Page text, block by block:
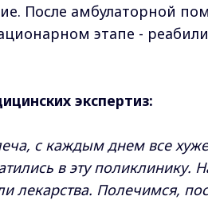
После амбулаторной
этапе -
экспертиз:
с каждым днем все
в эту поликлинику.
лекарства. Полечимся,